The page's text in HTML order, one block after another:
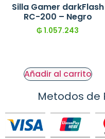
Silla Gamer darkFlash
RC-200 – Negro
₲ 1.057.243
Añadir al carrito
Metodos de